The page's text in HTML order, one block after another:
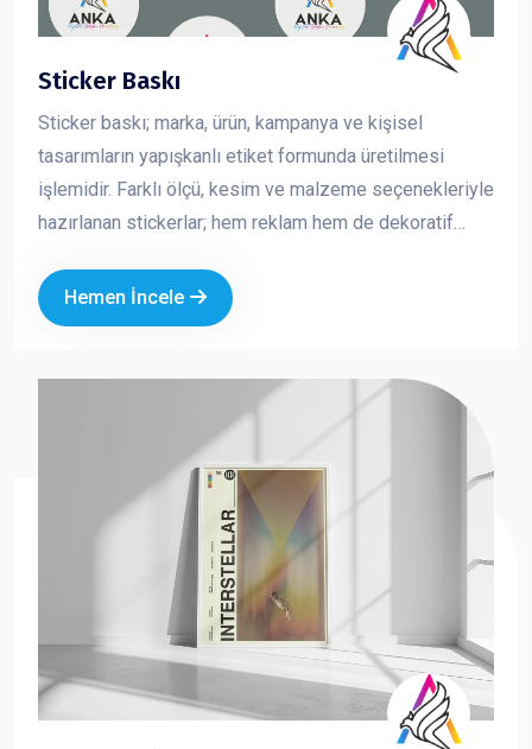
Sticker Baskı
Sticker baskı; marka, ürün, kampanya ve kişisel
tasarımların yapışkanlı etiket formunda üretilmesi
işlemidir. Farklı ölçü, kesim ve malzeme seçenekleriyle
hazırlanan stickerlar; hem reklam hem de dekoratif
Kurumsal logo ve özel tasarımla üretilen sticker
baskılar, markanızın görünürlüğünü artırırken
Hemen İncele